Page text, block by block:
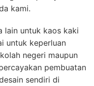
kami.
lain untuk kaos kaki
untuk keperluan
negeri maupun
pembuatan
sendiri di